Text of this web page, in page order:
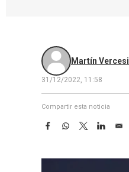
Martín Vercesi
31/12/2022, 11:58
Compartir esta noticia
F
e
W
t
T
w
t
L
k
E
i